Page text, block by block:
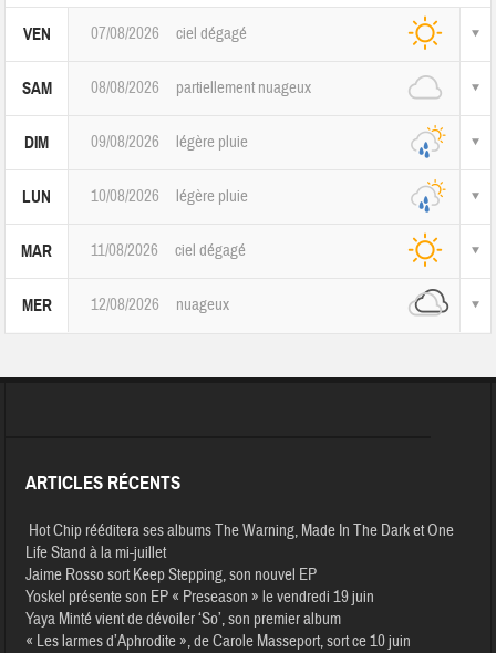
VEN 07/08/2026 ciel dégagé
SAM 08/08/2026 partiellement nuageux
DIM 09/08/2026 légère pluie
LUN 10/08/2026 légère pluie
MAR 11/08/2026 ciel dégagé
MER 12/08/2026 nuageux
ARTICLES RÉCENTS
Hot Chip rééditera ses albums The Warning, Made In The Dark et One
Life Stand à la mi-juillet
Jaime Rosso sort Keep Stepping, son nouvel EP
Yoskel présente son EP « Preseason » le vendredi 19 juin
Yaya Minté vient de dévoiler ‘So’, son premier album
« Les larmes d’Aphrodite », de Carole Masseport, sort ce 10 juin